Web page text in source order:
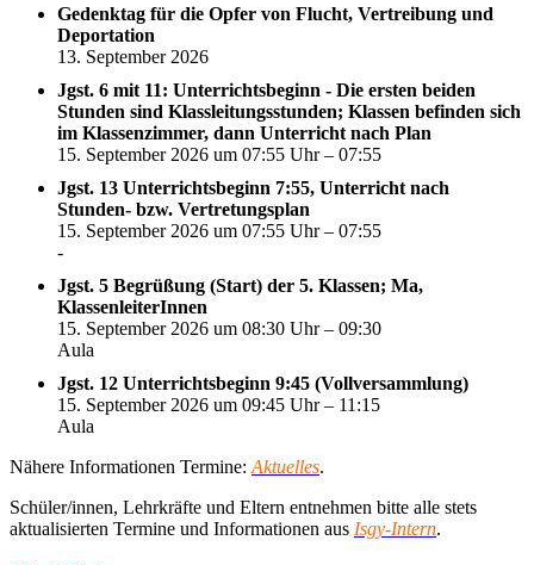
Gedenktag für die Opfer von Flucht, Vertreibung und
Deportation
13. September 2026
Jgst. 6 mit 11: Unterrichtsbeginn - Die ersten beiden
Stunden sind Klassleitungsstunden; Klassen befinden sich
im Klassenzimmer, dann Unterricht nach Plan
15. September 2026 um 07:55 Uhr – 07:55
Jgst. 13 Unterrichtsbeginn 7:55, Unterricht nach
Stunden- bzw. Vertretungsplan
15. September 2026 um 07:55 Uhr – 07:55
-
Jgst. 5 Begrüßung (Start) der 5. Klassen; Ma,
KlassenleiterInnen
15. September 2026 um 08:30 Uhr – 09:30
Aula
Jgst. 12 Unterrichtsbeginn 9:45 (Vollversammlung)
15. September 2026 um 09:45 Uhr – 11:15
Aula
Nähere Informationen Termine: Aktuelles.
Schüler/innen, Lehrkräfte und Eltern entnehmen bitte alle stets
aktualisierten Termine und Informationen aus Isgy-Intern.